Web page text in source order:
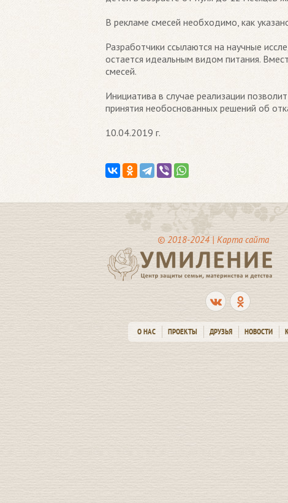
В рекламе смесей необходимо, как
Разработчики ссылаются на научные
остается идеальным видом питания.
смесей.
Инициатива в случае реализации
принятия необоснованных решений об
10.04.2019 г.
© 2018-2024 | Карта сайта
О НАС ПРОЕКТЫ ДРУЗЬЯ НОВОСТИ